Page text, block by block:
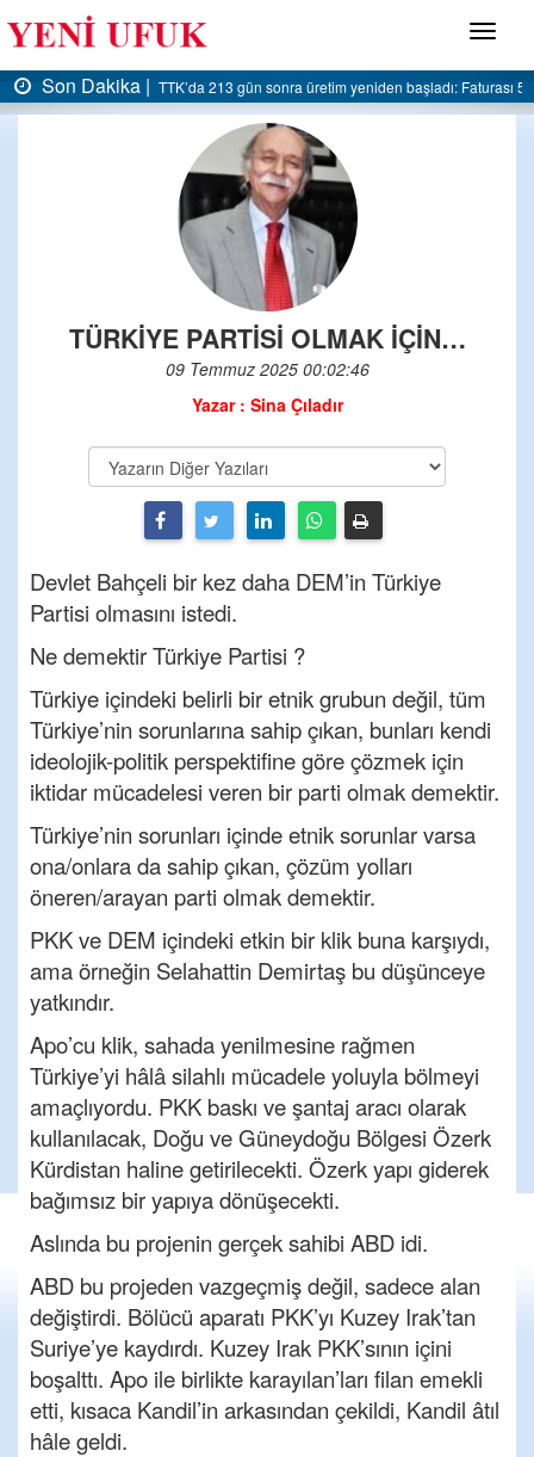
Menü
Dakika |TTK’da 213 gün sonra üretim yeniden başladı: Faturası 5 milyarSon
TÜRKİYE PARTİSİ OLMAK İÇİN…
09 Temmuz 2025 00:02:46
Yazar : Sina Çıladır
Devlet Bahçeli bir kez daha DEM’in Türkiye
Partisi olmasını istedi.
Ne demektir Türkiye Partisi ?
Türkiye içindeki belirli bir etnik grubun değil, tüm
Türkiye’nin sorunlarına sahip çıkan, bunları kendi
ideolojik-politik perspektifine göre çözmek için
iktidar mücadelesi veren bir parti olmak demektir.
Türkiye’nin sorunları içinde etnik sorunlar varsa
ona/onlara da sahip çıkan, çözüm yolları
öneren/arayan parti olmak demektir.
PKK ve DEM içindeki etkin bir klik buna karşıydı,
ama örneğin Selahattin Demirtaş bu düşünceye
yatkındır.
Apo’cu klik, sahada yenilmesine rağmen
Türkiye’yi hâlâ silahlı mücadele yoluyla bölmeyi
amaçlıyordu. PKK baskı ve şantaj aracı olarak
kullanılacak, Doğu ve Güneydoğu Bölgesi Özerk
Kürdistan haline getirilecekti. Özerk yapı giderek
bağımsız bir yapıya dönüşecekti.
Aslında bu projenin gerçek sahibi ABD idi.
ABD bu projeden vazgeçmiş değil, sadece alan
değiştirdi. Bölücü aparatı PKK’yı Kuzey Irak’tan
Suriye’ye kaydırdı. Kuzey Irak PKK’sının içini
boşalttı. Apo ile birlikte karayılan’ları filan emekli
etti, kısaca Kandil’in arkasından çekildi, Kandil âtıl
hâle geldi.